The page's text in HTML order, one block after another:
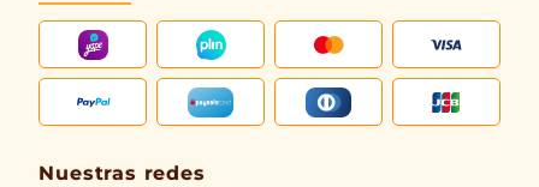
Nuestras redes